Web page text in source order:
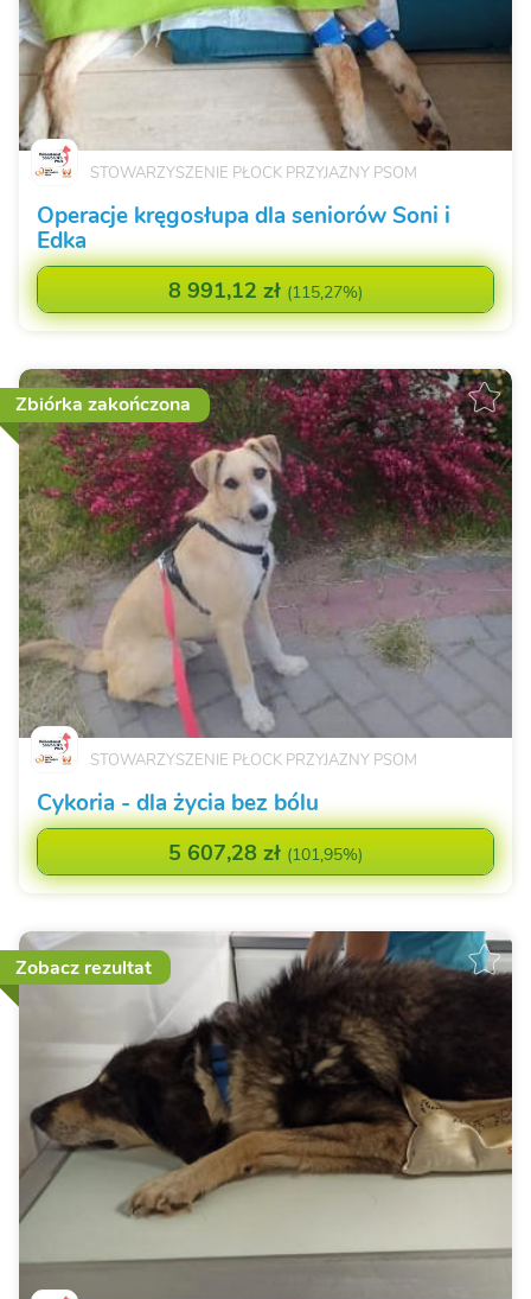
STOWARZYSZENIE PŁOCK PRZYJAZNY PSOM
Operacje kręgosłupa dla seniorów Soni i
Edka
8 991,12 zł (115,27%)
Zbiórka zakończona
STOWARZYSZENIE PŁOCK PRZYJAZNY PSOM
Cykoria - dla życia bez bólu
5 607,28 zł (101,95%)
Zobacz rezultat